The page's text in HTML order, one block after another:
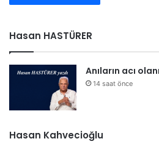
Hasan HASTÜRER
Anıların acı
14 saat önce
Hasan Kahvecioğlu